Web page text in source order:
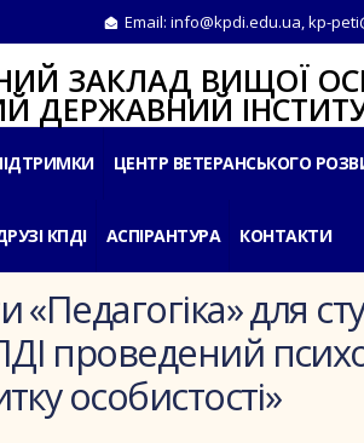
Email: info@kpdi.edu.ua,kp-
ЗАКЛАД ВИЩОЇ
ЦЕНТР ВЕТЕРАНСЬКОГО
КПДІ АСПІРАНТУРА КОНТАКТИ
для
проведений
особистості»